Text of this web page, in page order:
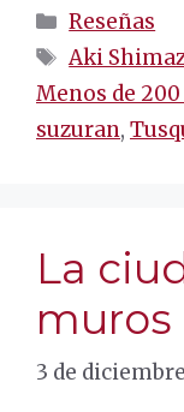
Categorías
Reseñas
Etiquetas
Aki
Menos de 200
suzuran,
La
3 de